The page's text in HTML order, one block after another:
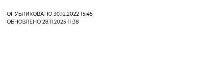
ОПУБЛИКОВАНО 30.12.2022 15:45
ОБНОВЛЕНО 28.11.2025 11:38